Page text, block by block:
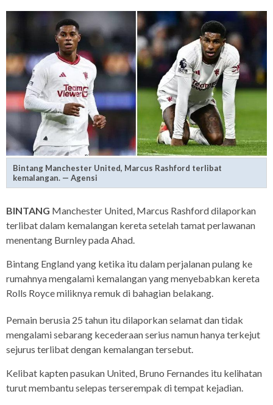
Bintang Manchester United, Marcus Rashford terlibat
kemalangan. — Agensi
BINTANG Manchester United, Marcus Rashford dilaporkan
terlibat dalam kemalangan kereta setelah tamat perlawanan
menentang Burnley pada Ahad.
Bintang England yang ketika itu dalam perjalanan pulang ke
rumahnya mengalami kemalangan yang menyebabkan kereta
Rolls Royce miliknya remuk di bahagian belakang.
Pemain berusia 25 tahun itu dilaporkan selamat dan tidak
mengalami sebarang kecederaan serius namun hanya terkejut
sejurus terlibat dengan kemalangan tersebut.
Kelibat kapten pasukan United, Bruno Fernandes itu kelihatan
turut membantu selepas terserempak di tempat kejadian.